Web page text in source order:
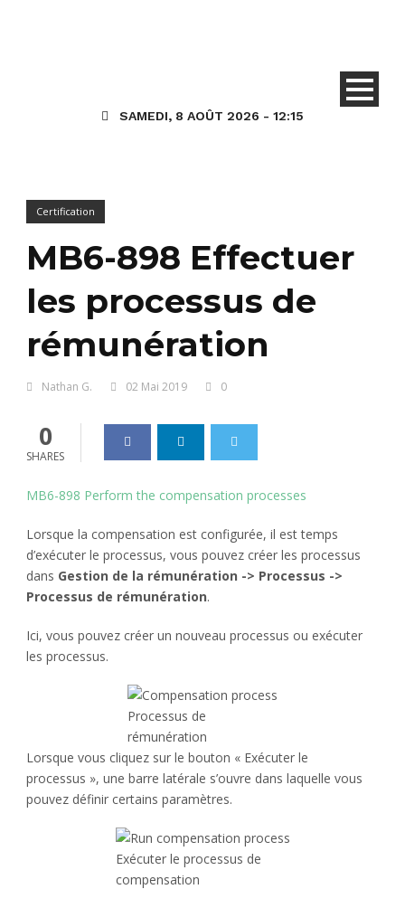
SAMEDI, 8 AOÛT 2026 - 12:15
Certification
MB6-898 Effectuer
les processus de
rémunération
Nathan G. 02 Mai 2019 0
0
SHARES
MB6-898 Perform the compensation processes
Lorsque la compensation est configurée, il est temps
d’exécuter le processus, vous pouvez créer les processus
dans Gestion de la rémunération -> Processus ->
Processus de rémunération.
Ici, vous pouvez créer un nouveau processus ou exécuter
les processus.
Processus de
rémunération
Lorsque vous cliquez sur le bouton « Exécuter le
processus », une barre latérale s’ouvre dans laquelle vous
pouvez définir certains paramètres.
Exécuter le processus de
compensation